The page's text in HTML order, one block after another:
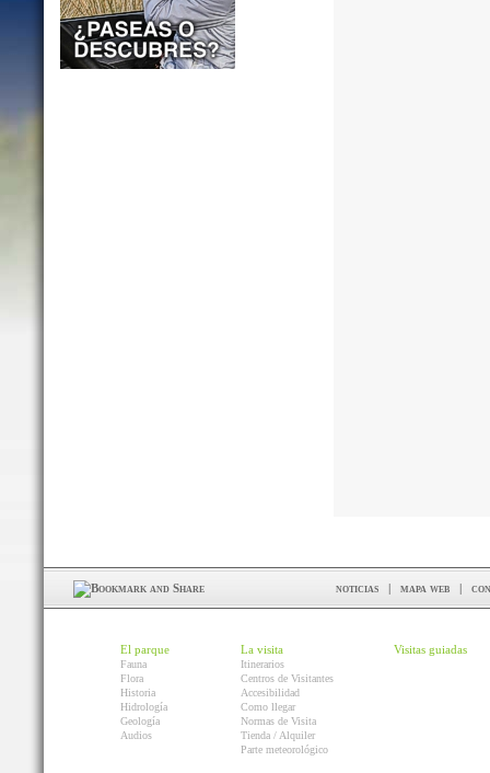
noticias | mapa web |
El parque
Fauna
Flora
Historia
Hidrología
Geología
Audios
La visita
Itinerarios
Centros de Visitantes
Accesibilidad
Como llegar
Normas de Visita
Tienda / Alquiler
Parte meteorológico
Visitas guiadas